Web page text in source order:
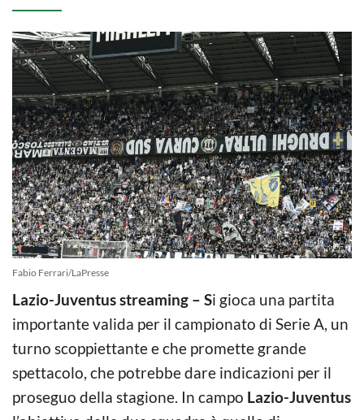
Fabio Ferrari/LaPresse
Lazio-Juventus streaming – Si gioca una partita
importante valida per il campionato di Serie A, un
turno scoppiettante e che promette grande
spettacolo, che potrebbe dare indicazioni per il
proseguo della stagione. In campo Lazio-Juventus